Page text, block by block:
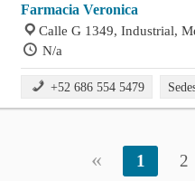
Farmacia Veronica
Calle G 1349, Industrial,
N/a
+52 686 554 5479
« 1 2